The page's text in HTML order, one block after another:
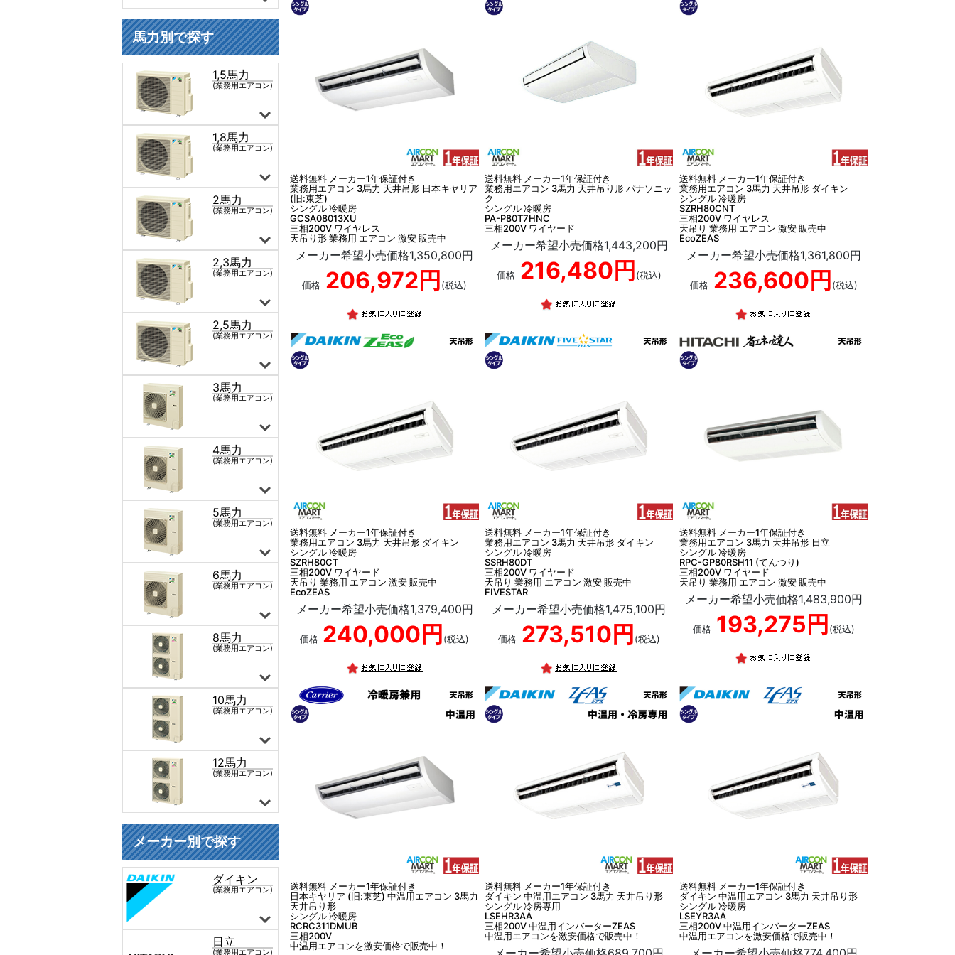
送料無料 メーカー1年保証付き
業務用エアコン 3馬力 天井吊形 日本キヤリア
(旧:東芝)
シングル 冷暖房
GCSA08013XU
三相200V ワイヤレス
天吊り形 業務用 エアコン 激安 販売中
メーカー希望小売価格1,350,800円
価格 206,972円 (税込)
送料無料 メーカー1年保証付き
業務用エアコン 3馬力 天井吊り形 パナソニッ
ク
シングル 冷暖房
PA-P80T7HNC
三相200V ワイヤード
メーカー希望小売価格1,443,200円
価格 216,480円 (税込)
送料無料 メーカー1年保証付き
業務用エアコン 3馬力 天井吊形 ダイキン
シングル 冷暖房
SZRH80CNT
三相200V ワイヤレス
天吊り 業務用 エアコン 激安 販売中
EcoZEAS
メーカー希望小売価格1,361,800円
価格 236,600円 (税込)
送料無料 メーカー1年保証付き
業務用エアコン 3馬力 天井吊形 ダイキン
シングル 冷暖房
SZRH80CT
三相200V ワイヤード
天吊り 業務用 エアコン 激安 販売中
EcoZEAS
メーカー希望小売価格1,379,400円
価格 240,000円 (税込)
送料無料 メーカー1年保証付き
業務用エアコン 3馬力 天井吊形 ダイキン
シングル 冷暖房
SSRH80DT
三相200V ワイヤード
天吊り 業務用 エアコン 激安 販売中
FIVESTAR
メーカー希望小売価格1,475,100円
価格 273,510円 (税込)
送料無料 メーカー1年保証付き
業務用エアコン 3馬力 天井吊形 日立
シングル 冷暖房
RPC-GP80RSH11 (てんつり)
三相200V ワイヤード
天吊り 業務用 エアコン 激安 販売中
メーカー希望小売価格1,483,900円
価格 193,275円 (税込)
送料無料 メーカー1年保証付き
日本キヤリア (旧:東芝) 中温用エアコン 3馬力
天井吊り形
シングル 冷暖房
RCRC311DMUB
三相200V
中温用エアコンを激安価格で販売中！
送料無料 メーカー1年保証付き
ダイキン 中温用エアコン 3馬力 天井吊り形
シングル 冷房専用
LSEHR3AA
三相200V 中温用インバーターZEAS
中温用エアコンを激安価格で販売中！
送料無料 メーカー1年保証付き
ダイキン 中温用エアコン 3馬力 天井吊り形
シングル 冷暖房
LSEYR3AA
三相200V 中温用インバーターZEAS
中温用エアコンを激安価格で販売中！